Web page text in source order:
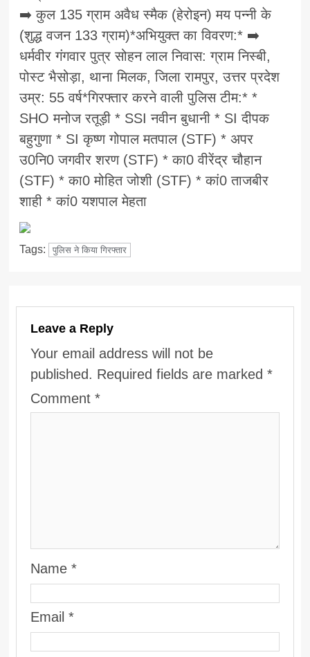
➡️ कुल 135 ग्राम अवैध स्मैक (हेरोइन) मय पन्नी के
(शुद्ध वजन 133 ग्राम)*अभियुक्त का विवरण:* ➡️
धर्मवीर गंगवार पुत्र सोहन लाल निवास: ग्राम निस्बी,
पोस्ट भैसोड़ा, थाना मिलक, जिला रामपुर, उत्तर प्रदेश
उम्र: 55 वर्ष*गिरफ्तार करने वाली पुलिस टीम:* *
SHO मनोज रतूड़ी * SSI नवीन बुधानी * SI दीपक
बहुगुणा * SI कृष्ण गोपाल मतपाल (STF) * अपर
उ0नि0 जगवीर शरण (STF) * का0 वीरेंद्र चौहान
(STF) * का0 मोहित जोशी (STF) * कां0 ताजबीर
शाही * कां0 यशपाल मेहता
Tags: पुलिस ने किया गिरफ्तार
Leave a Reply
Your email address will not be
published. Required fields are marked*
Comment*
Name*
Email*